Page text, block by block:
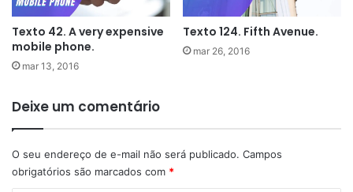
Texto 42. A very expensive
mobile phone.
mar 13, 2016
Texto 124. Fifth Avenue.
mar 26, 2016
Deixe um comentário
O seu endereço de e-mail não será publicado. Campos
obrigatórios são marcados com *